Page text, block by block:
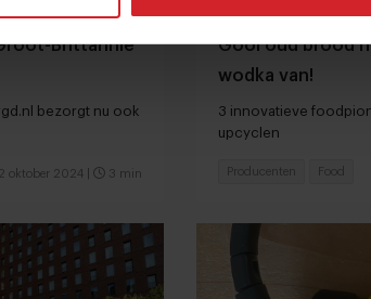
Brittannië
bezorgt nu ook
oktober 2024 3 min
Gooi oud brood
wodka van!
3 innovatieve
upcyclen
Producenten Food